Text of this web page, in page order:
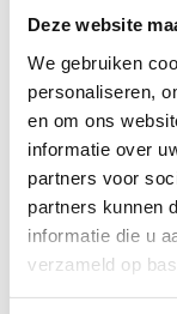
Deze website
We gebruiken
personaliseren,
en om ons
informatie over
partners voor
partners kunnen
informatie die u
verzameld op
Hoe bepaal ik de
De afmeting van
door de
sponningmaten in
plaatsen in
rechterzijde. Is het...